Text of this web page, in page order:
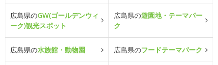
広島県のGW(ゴールデンウィ
ーク)観光スポット
広島県の遊園地・テーマパー
ク
広島県の水族館・動物園 広島県のフードテーマパーク